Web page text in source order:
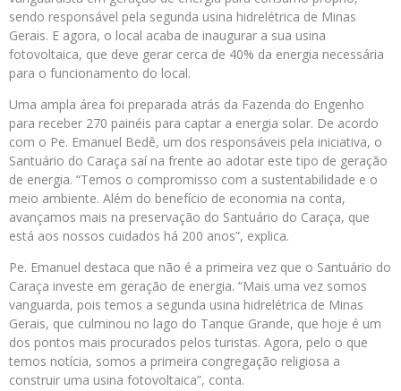
sendo responsável pela segunda usina hidrelétrica de Minas
Gerais. E agora, o local acaba de inaugurar a sua usina
fotovoltaica, que deve gerar cerca de 40% da energia necessária
para o funcionamento do local.
Uma ampla área foi preparada atrás da Fazenda do Engenho
para receber 270 painéis para captar a energia solar. De acordo
com o Pe. Emanuel Bedê, um dos responsáveis pela iniciativa, o
Santuário do Caraça saí na frente ao adotar este tipo de geração
de energia. “Temos o compromisso com a sustentabilidade e o
meio ambiente. Além do benefício de economia na conta,
avançamos mais na preservação do Santuário do Caraça, que
está aos nossos cuidados há 200 anos”, explica.
Pe. Emanuel destaca que não é a primeira vez que o Santuário do
Caraça investe em geração de energia. “Mais uma vez somos
vanguarda, pois temos a segunda usina hidrelétrica de Minas
Gerais, que culminou no lago do Tanque Grande, que hoje é um
dos pontos mais procurados pelos turistas. Agora, pelo o que
temos notícia, somos a primeira congregação religiosa a
construir uma usina fotovoltaica”, conta.